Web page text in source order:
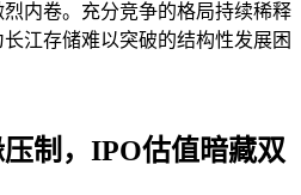
内卷。充分竞争的格局持续稀释
江存储难以突破的结构性发展困
制，IPO估值暗藏双